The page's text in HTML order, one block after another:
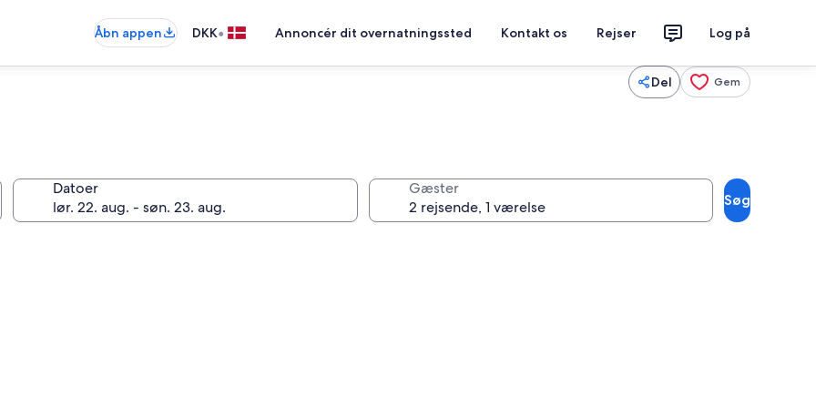
Åbn appen DKK• Annoncér dit overnatningssted Kontakt os Rejser Log på
Del Gem
Datoer Gæster
Søg